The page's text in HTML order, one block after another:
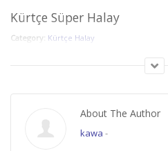
Kürtçe Süper Halay
Category: Kürtçe Halay
About The Author
kawa -